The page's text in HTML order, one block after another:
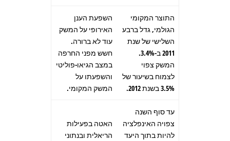
התוצר המקומי
הגולמי, גדל ברבע
השלישי של שנת
2011 ב-3.4%.
המשק צפוי
לצמוח בשיעור של
3.5% בשנת 2012.
השפעת הענן
האירופי על המשק
עוד לא ברורה.
חשש מפני החרפה
במצב הגיאו-פוליטי
והשפעתו על
המשק המקומי.
עד סוף השנה
צפויה האינפלציה
להיות בתוך היעד
האטה בפעילות
הריאלית ובנתוני